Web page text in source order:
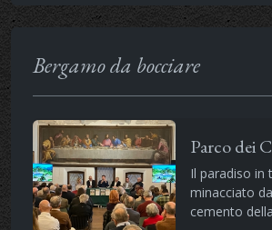
Bergamo da bocciare
Parco dei
Il paradiso in
minacciato
cemento